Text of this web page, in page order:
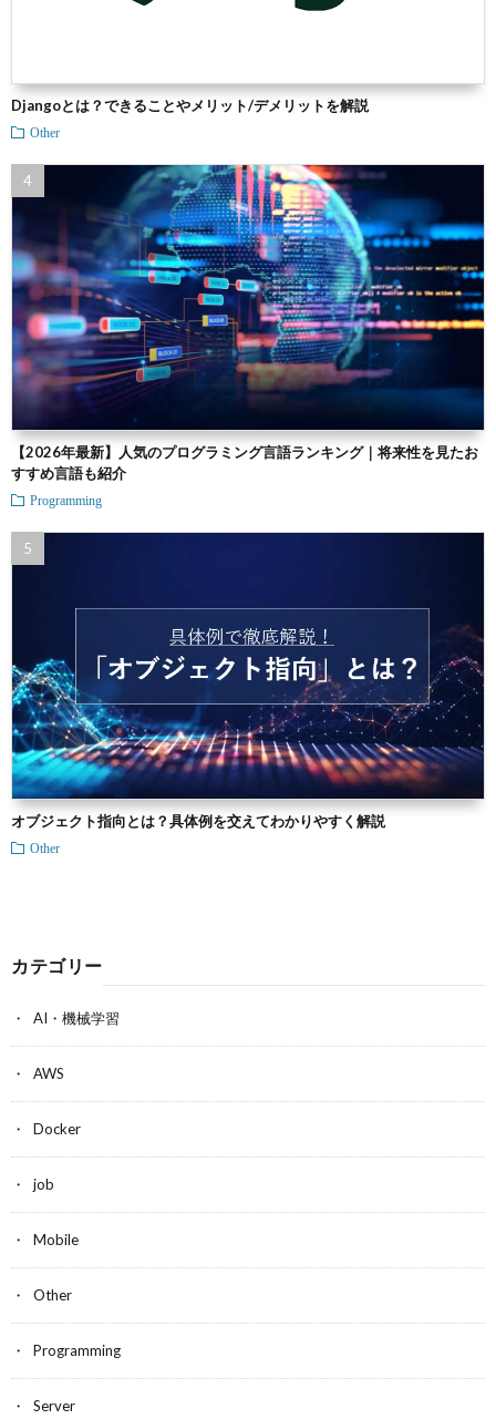
Djangoとは？できることやメリット/デメリットを解説
Other
【2026年最新】人気のプログラミング言語ランキング｜将来性を見たお
すすめ言語も紹介
Programming
オブジェクト指向とは？具体例を交えてわかりやすく解説
Other
カテゴリー
AI・機械学習
AWS
Docker
job
Mobile
Other
Programming
Server